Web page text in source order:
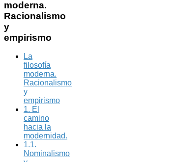
moderna.
Racionalismo
y
empirismo
La
filosofía
moderna.
Racionalismo
y
empirismo
1. El
camino
hacia la
modernidad.
1.1.
Nominalismo